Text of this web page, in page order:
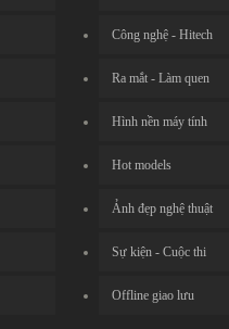
Công nghệ - Hitech
Ra mắt - Làm quen
Hình nền máy tính
Hot models
Ảnh đẹp nghệ thuật
Sự kiện - Cuộc thi
Offline giao lưu